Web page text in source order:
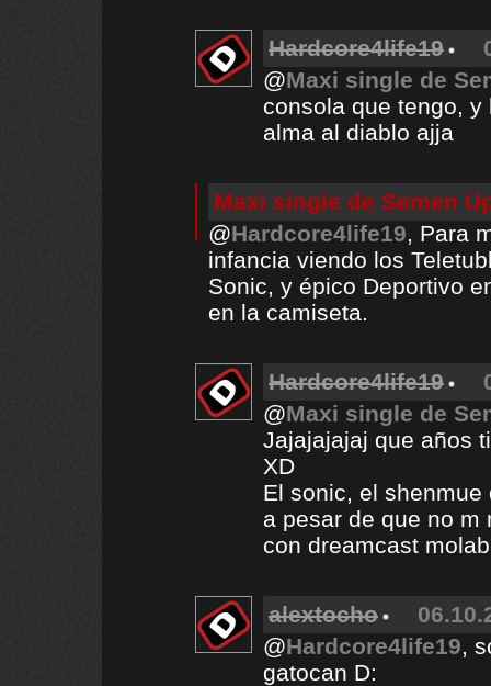
Hardcore4life19
@Maxi single de
consola que tengo,
alma al diablo ajja
Maxi single de Semen
@Hardcore4life19, Para
infancia viendo los
Sonic, y épico Deportivo
en la camiseta.
Hardcore4life19
@Maxi single de
Jajajajajaj que años
XD
El sonic, el
a pesar de que no m
con dreamcast
alextocho
@Hardcore4life19,
gatocan D: